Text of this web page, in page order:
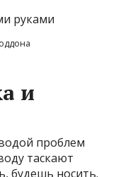
и
проблем
таскают
будешь носить.